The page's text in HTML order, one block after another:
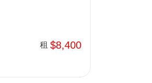
租 $8,400